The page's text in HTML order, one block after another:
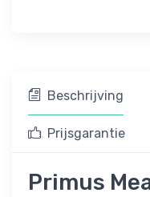
Beschrijving
Prijsgarantie
Primus